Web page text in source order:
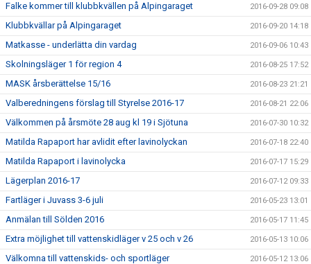
Falke kommer till klubbkvällen på Alpingaraget 2016-09-28 09:08
Klubbkvällar på Alpingaraget 2016-09-20 14:18
Matkasse - underlätta din vardag 2016-09-06 10:43
Skolningsläger 1 för region 4 2016-08-25 17:52
MASK årsberättelse 15/16 2016-08-23 21:21
Valberedningens förslag till Styrelse 2016-17 2016-08-21 22:06
Välkommen på årsmöte 28 aug kl 19 i Sjötuna 2016-07-30 10:32
Matilda Rapaport har avlidit efter lavinolyckan 2016-07-18 22:40
Matilda Rapaport i lavinolycka 2016-07-17 15:29
Lägerplan 2016-17 2016-07-12 09:33
Fartläger i Juvass 3-6 juli 2016-05-23 13:01
Anmälan till Sölden 2016 2016-05-17 11:45
Extra möjlighet till vattenskidläger v 25 och v 26 2016-05-13 10:06
Välkomna till vattenskids- och sportläger 2016-05-12 13:06